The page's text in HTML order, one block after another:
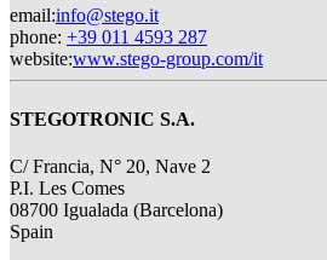
email:info@stego.it
phone: +39 011 4593 287
website:www.stego-group.com/it
STEGOTRONIC S.A.
C/ Francia, N° 20, Nave 2
P.I. Les Comes
08700 Igualada (Barcelona)
Spain